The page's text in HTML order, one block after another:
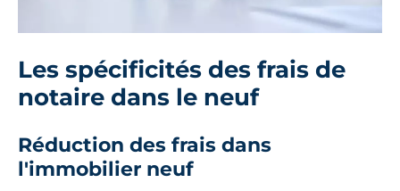
Les spécificités des frais de
notaire dans le neuf
Réduction des frais dans
l'immobilier neuf